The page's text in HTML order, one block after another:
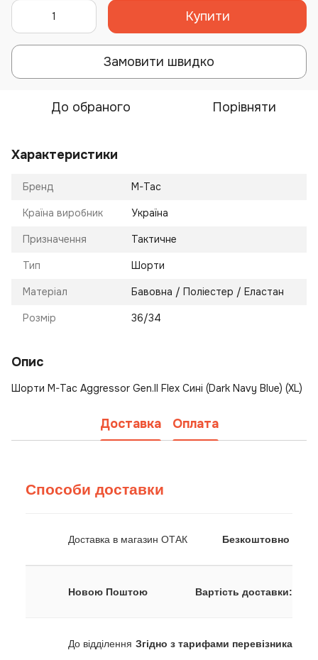
Купити
Замовити швидко
До обраного Порівняти
Характеристики
Бренд M-Tac
Країна виробник Україна
Призначення Тактичне
Тип Шорти
Матеріал Бавовна / Поліестер / Еластан
Розмір 36/34
Опис
Шорти M-Tac Aggressor Gen.II Flex Сині (Dark Navy Blue) (XL)
Доставка Оплата
Способи доставки
Доставка в магазин ОТАК Безкоштовно
Новою Поштою Вартість доставки:
До відділення Згідно з тарифами перевізника